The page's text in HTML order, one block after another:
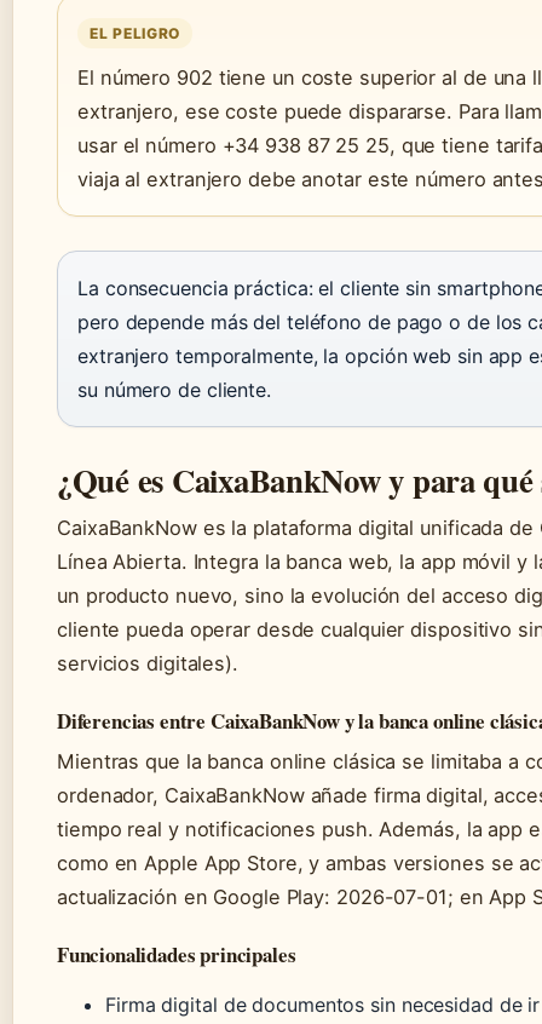
EL PELIGRO
El número 902 tiene un coste superior al de una
extranjero, ese coste puede dispararse. Para
usar el número +34 938 87 25 25, que tiene
viaja al extranjero debe anotar este número
La consecuencia práctica: el cliente sin
pero depende más del teléfono de pago o de los
extranjero temporalmente, la opción web sin app
su número de cliente.
¿Qué es CaixaBankNow y para qué
CaixaBankNow es la plataforma digital unificada
Línea Abierta. Integra la banca web, la app móvil
un producto nuevo, sino la evolución del acceso
cliente pueda operar desde cualquier dispositivo
servicios digitales).
Diferencias entre CaixaBankNow y la banca online
Mientras que la banca online clásica se limitaba a
ordenador, CaixaBankNow añade firma digital,
tiempo real y notificaciones push. Además, la app
como en Apple App Store, y ambas versiones se
actualización en Google Play: 2026-07-01; en App
Funcionalidades principales
Firma digital de documentos sin necesidad de